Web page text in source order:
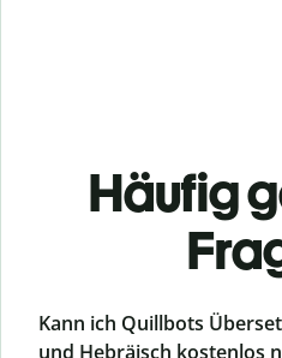
Häufig
Kann ich Quillbots
und Hebräisch kostenlos